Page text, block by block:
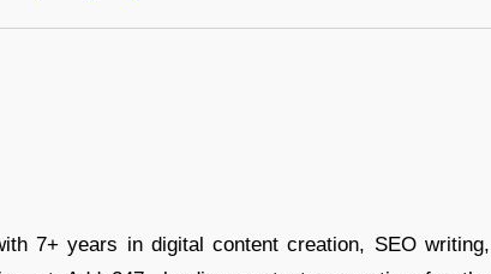
7+ years in digital content creation, SEO writing,